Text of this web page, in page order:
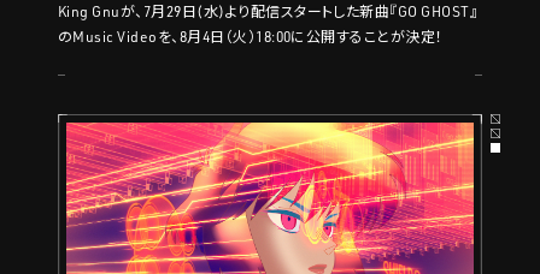
King Gnuが、7月29日(水)より配信スタートした新曲『GO GHOST』
のMusic Videoを、8月4日（火）18:00に公開することが決定！